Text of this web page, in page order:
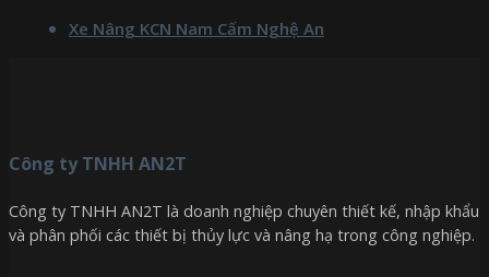
Xe Nâng KCN Nam Cấm Nghệ An
Công ty TNHH AN2T
Công ty TNHH AN2T là doanh nghiệp chuyên thiết kế, nhập khẩu
và phân phối các thiết bị thủy lực và nâng hạ trong công nghiệp.